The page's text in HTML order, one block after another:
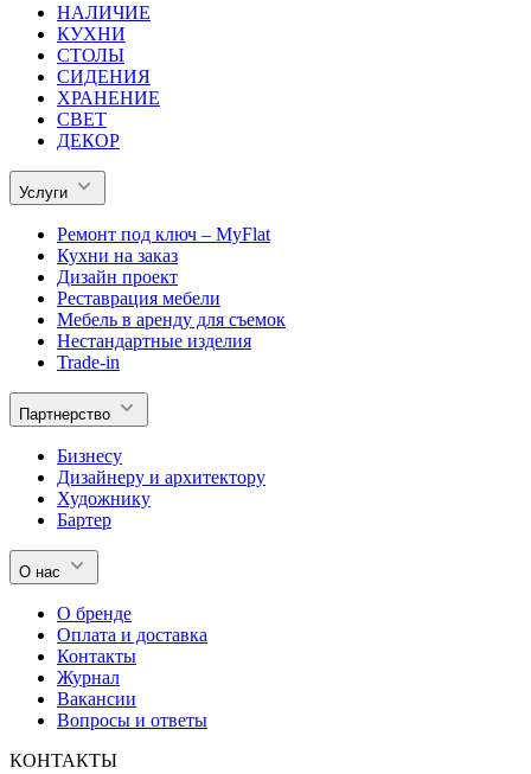
НАЛИЧИЕ
КУХНИ
СТОЛЫ
СИДЕНИЯ
ХРАНЕНИЕ
СВЕТ
ДЕКОР
Услуги
Ремонт под ключ – MyFlat
Кухни на заказ
Дизайн проект
Реставрация мебели
Мебель в аренду для съемок
Нестандартные изделия
Trade-in
Партнерство
Бизнесу
Дизайнеру и архитектору
Художнику
Бартер
О нас
О бренде
Оплата и доставка
Контакты
Журнал
Вакансии
Вопросы и ответы
КОНТАКТЫ